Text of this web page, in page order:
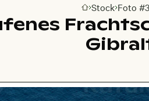
Zur
Stock Foto